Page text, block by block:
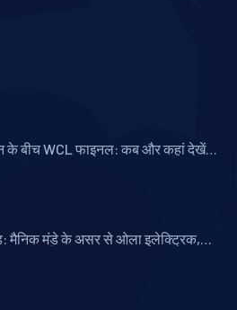
के बीच WCL फाइनल: कब और कहां देखें
मैनिक मंडे के असर से ओला इलेक्ट्रिक,